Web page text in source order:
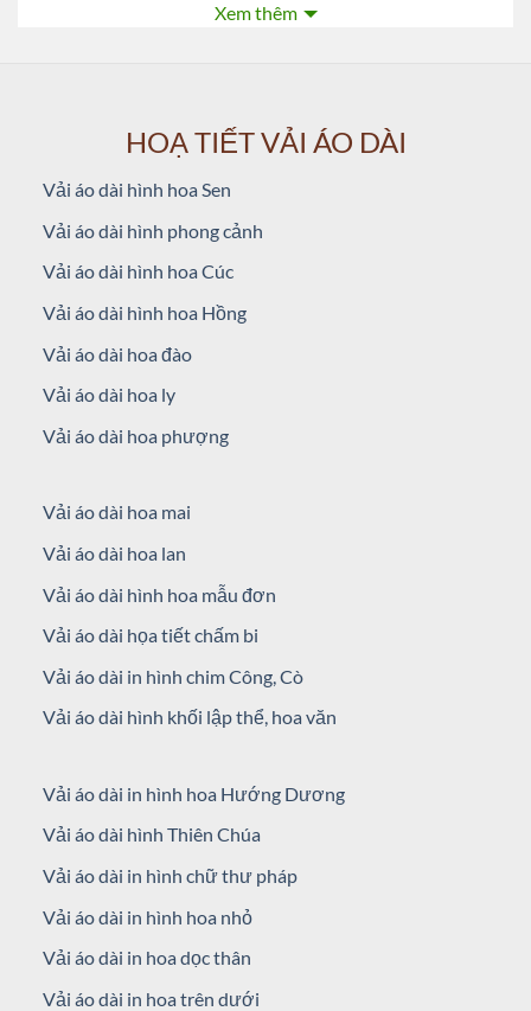
Xem thêm
HOẠ TIẾT VẢI ÁO DÀI
Vải áo dài hình hoa Sen
Vải áo dài hình phong cảnh
Vải áo dài hình hoa Cúc
Vải áo dài hình hoa Hồng
Vải áo dài hoa đào
Vải áo dài hoa ly
Vải áo dài hoa phượng
Vải áo dài hoa mai
Vải áo dài hoa lan
Vải áo dài hình hoa mẫu đơn
Vải áo dài họa tiết chấm bi
Vải áo dài in hình chim Công, Cò
Vải áo dài hình khối lập thể, hoa văn
Vải áo dài in hình hoa Hướng Dương
Vải áo dài hình Thiên Chúa
Vải áo dài in hình chữ thư pháp
Vải áo dài in hình hoa nhỏ
Vải áo dài in hoa dọc thân
Vải áo dài in hoa trên dưới